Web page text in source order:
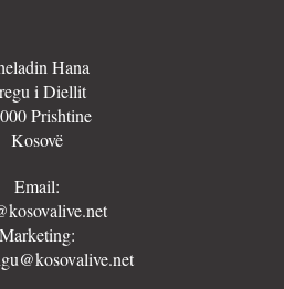
Hana
i Diellit
Prishtine
Kosovë
Email:
Marketing: